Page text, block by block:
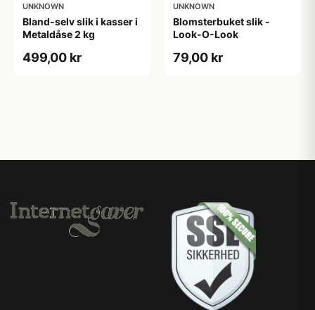
UNKNOWN
Bland-selv slik i kasser i
Metaldåse 2 kg
499,00 kr
UNKNOWN
Blomsterbuket slik -
Look-O-Look
79,00 kr